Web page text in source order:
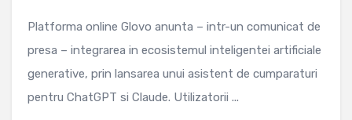
Platforma online Glovo anunta – intr-un comunicat de
presa – integrarea in ecosistemul inteligentei artificiale
generative, prin lansarea unui asistent de cumparaturi
pentru ChatGPT si Claude. Utilizatorii ...